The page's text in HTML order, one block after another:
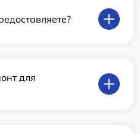
для